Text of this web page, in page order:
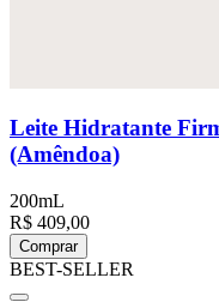
Leite Hidratante
(Amêndoa)
200mL
R$ 409,00
Comprar
BEST-SELLER